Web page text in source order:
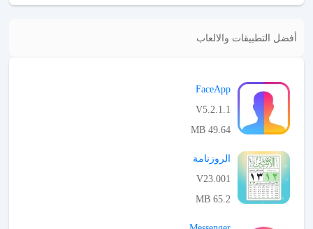
أفضل التطبيقات والالعاب
FaceApp
V5.2.1.1
49.64 MB
الروزنامة
V23.001
65.2 MB